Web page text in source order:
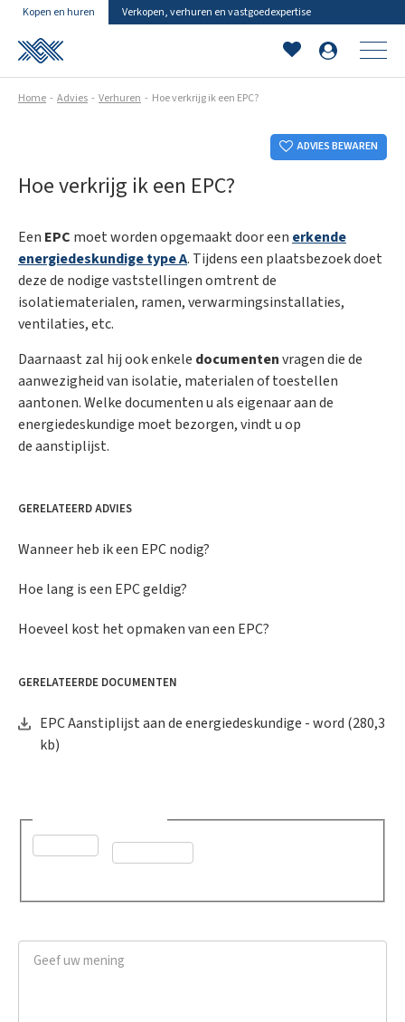
Kopen en huren Verkopen, verhuren en vastgoedexpertise
Home Advies Verhuren Hoe verkrijg ik een EPC?
Hoe verkrijg ik een EPC?
ADVIES BEWAREN
Een EPC moet worden opgemaakt door een erkende
energiedeskundige type A. Tijdens een plaatsbezoek doet
deze de nodige vaststellingen omtrent de
isolatiematerialen, ramen, verwarmingsinstallaties,
ventilaties, etc.
Daarnaast zal hij ook enkele documentenvragen die de
aanwezigheid van isolatie, materialen of toestellen
aantonen. Welke documenten u als eigenaar aan de
energiedeskundige moet bezorgen, vindt u op
de aanstiplijst.
GERELATEERD ADVIES
Wanneer heb ik een EPC nodig?
Hoe lang is een EPC geldig?
Hoeveel kost het opmaken van een EPC?
GERELATEERDE DOCUMENTEN
EPC Aanstiplijst aan de energiedeskundige - word (280,3
kb)